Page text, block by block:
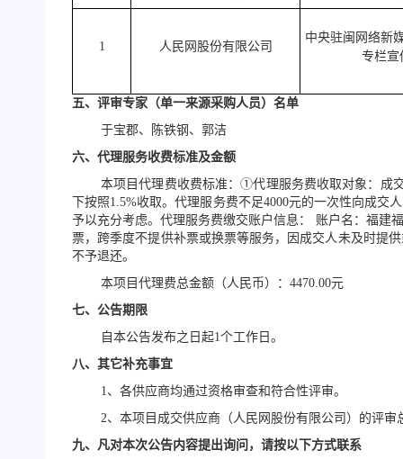
1 人民网股份有限公司
中央驻闽网络新
专栏宣
五、评审专家（单一来源采购人员）名单
于宝郡、陈铁钢、郭洁
六、代理服务收费标准及金额
本项目代理费收费标准：①代理服务费收取对象：成
下按照1.5%收取。代理服务费不足4000元的一次性向成交
予以充分考虑。代理服务费缴交账户信息： 账户名：福建
票，跨季度不提供补票或换票等服务，因成交人未及时提
不予退还。
本项目代理费总金额（人民币）： 4470.00元
七、公告期限
自本公告发布之日起1个工作日。
八、其它补充事宜
1、各供应商均通过资格审查和符合性评审。
2、 本项目成交供应商（人民网股份有限公司）的评审
九、凡对本次公告内容提出询问，请按以下方式联系